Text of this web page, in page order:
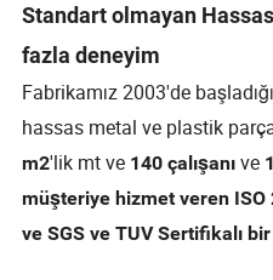
Standart olmayan
fazla deneyim
Fabrikamız 2003'de
hassas metal ve plastik
m2'lik mt ve 140 çalışanı ve
müşteriye hizmet veren ISO
ve SGS ve TUV Sertifikalı